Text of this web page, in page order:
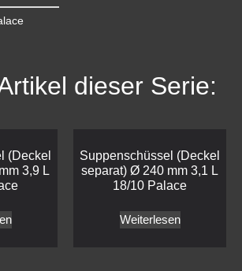
dieser Serie:
(Deckel
3,9 L
Suppenschüssel (Deckel
separat) Ø 240 mm 3,1 L
18/10 Palace
Weiterlesen